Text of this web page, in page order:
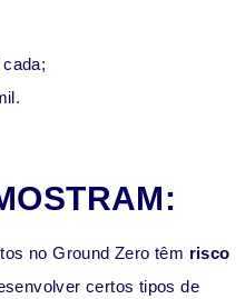
no Ground Zero têm risco
certos tipos de